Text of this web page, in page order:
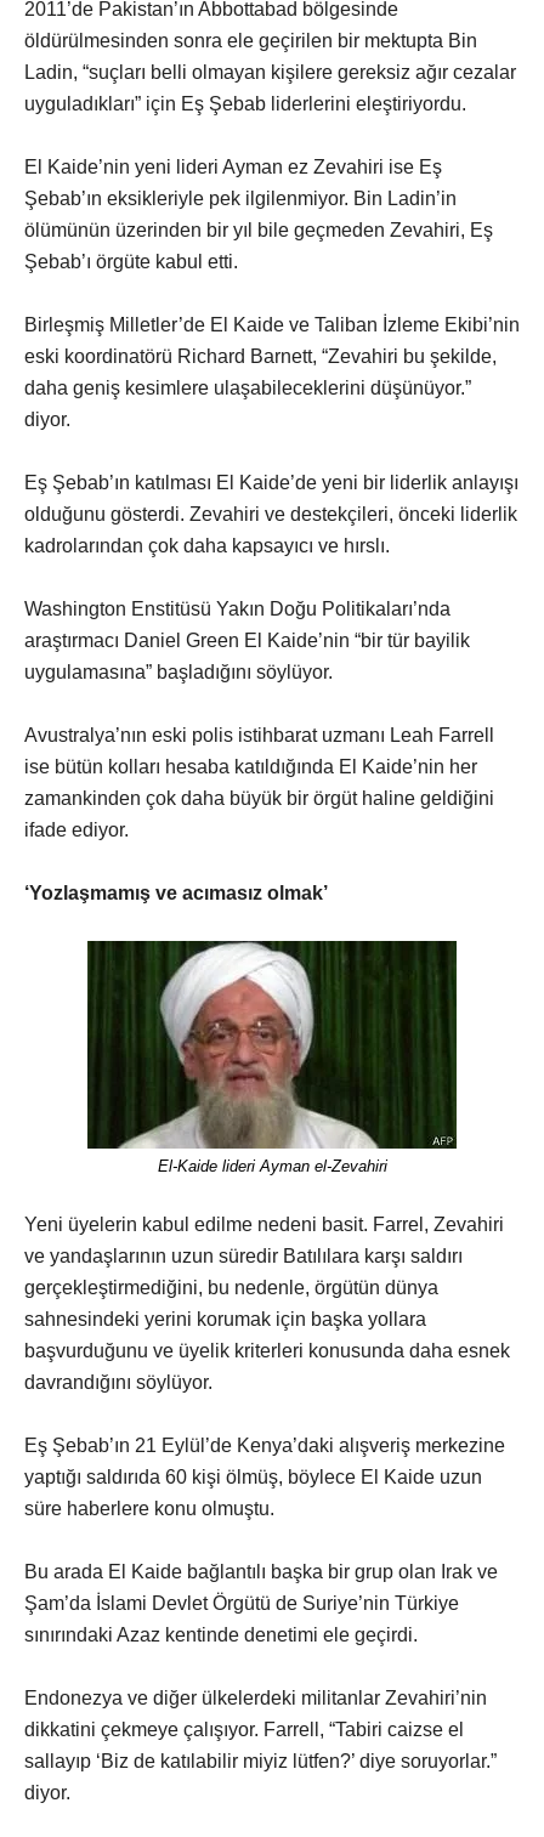
2011’de Pakistan’ın Abbottabad bölgesinde
öldürülmesinden sonra ele geçirilen bir mektupta Bin
Ladin, “suçları belli olmayan kişilere gereksiz ağır cezalar
uyguladıkları” için Eş Şebab liderlerini eleştiriyordu.
El Kaide’nin yeni lideri Ayman ez Zevahiri ise Eş
Şebab’ın eksikleriyle pek ilgilenmiyor. Bin Ladin’in
ölümünün üzerinden bir yıl bile geçmeden Zevahiri, Eş
Şebab’ı örgüte kabul etti.
Birleşmiş Milletler’de El Kaide ve Taliban İzleme Ekibi’nin
eski koordinatörü Richard Barnett, “Zevahiri bu şekilde,
daha geniş kesimlere ulaşabileceklerini düşünüyor.”
diyor.
Eş Şebab’ın katılması El Kaide’de yeni bir liderlik anlayışı
olduğunu gösterdi. Zevahiri ve destekçileri, önceki liderlik
kadrolarından çok daha kapsayıcı ve hırslı.
Washington Enstitüsü Yakın Doğu Politikaları’nda
araştırmacı Daniel Green El Kaide’nin “bir tür bayilik
uygulamasına” başladığını söylüyor.
Avustralya’nın eski polis istihbarat uzmanı Leah Farrell
ise bütün kolları hesaba katıldığında El Kaide’nin her
zamankinden çok daha büyük bir örgüt haline geldiğini
ifade ediyor.
‘Yozlaşmamış ve acımasız olmak’
El-Kaide lideri Ayman el-Zevahiri
Yeni üyelerin kabul edilme nedeni basit. Farrel, Zevahiri
ve yandaşlarının uzun süredir Batılılara karşı saldırı
gerçekleştirmediğini, bu nedenle, örgütün dünya
sahnesindeki yerini korumak için başka yollara
başvurduğunu ve üyelik kriterleri konusunda daha esnek
davrandığını söylüyor.
Eş Şebab’ın 21 Eylül’de Kenya’daki alışveriş merkezine
yaptığı saldırıda 60 kişi ölmüş, böylece El Kaide uzun
süre haberlere konu olmuştu.
Bu arada El Kaide bağlantılı başka bir grup olan Irak ve
Şam’da İslami Devlet Örgütü de Suriye’nin Türkiye
sınırındaki Azaz kentinde denetimi ele geçirdi.
Endonezya ve diğer ülkelerdeki militanlar Zevahiri’nin
dikkatini çekmeye çalışıyor. Farrell, “Tabiri caizse el
sallayıp ‘Biz de katılabilir miyiz lütfen?’ diye soruyorlar.”
diyor.